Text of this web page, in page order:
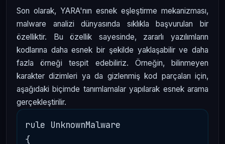
Son olarak, YARA'nın esnek eşleştirme mekanizması,
malware analizi dünyasında sıklıkla başvurulan bir
özelliktir. Bu özellik sayesinde, zararlı yazılımların
kodlarına daha esnek bir şekilde yaklaşabilir ve daha
fazla örneği tespit edebiliriz. Örneğin, bilinmeyen
karakter dizimleri ya da gizlenmiş kod parçaları için,
aşağıdaki biçimde tanımlamalar yapılarak esnek arama
gerçekleştirilir.
rule UnknownMalware
{